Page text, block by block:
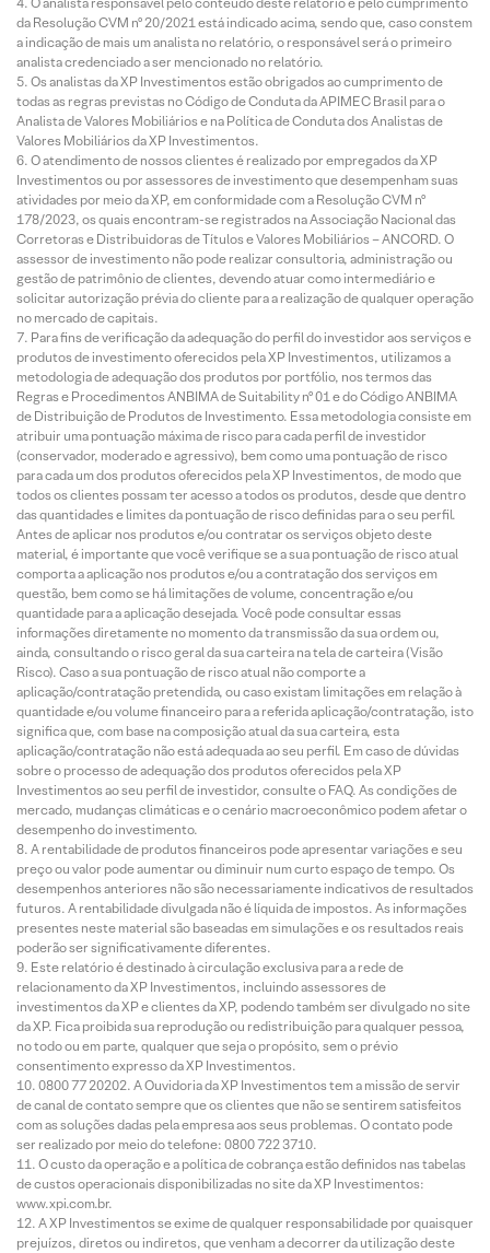
da Resolução CVM nº 20/2021 está indicado acima, sendo que, caso constem
a indicação de mais um analista no relatório, o responsável será o primeiro
analista credenciado a ser mencionado no relatório.
Os analistas da XP Investimentos estão obrigados ao cumprimento de
todas as regras previstas no Código de Conduta da APIMEC Brasil para o
Analista de Valores Mobiliários e na Política de Conduta dos Analistas de
Valores Mobiliários da XP Investimentos.
O atendimento de nossos clientes é realizado por empregados da XP
Investimentos ou por assessores de investimento que desempenham suas
atividades por meio da XP, em conformidade com a Resolução CVM nº
178/2023, os quais encontram-se registrados na Associação Nacional das
Corretoras e Distribuidoras de Títulos e Valores Mobiliários – ANCORD. O
assessor de investimento não pode realizar consultoria, administração ou
gestão de patrimônio de clientes, devendo atuar como intermediário e
solicitar autorização prévia do cliente para a realização de qualquer operação
no mercado de capitais.
Para fins de verificação da adequação do perfil do investidor aos serviços e
produtos de investimento oferecidos pela XP Investimentos, utilizamos a
metodologia de adequação dos produtos por portfólio, nos termos das
Regras e Procedimentos ANBIMA de Suitability nº 01 e do Código ANBIMA
de Distribuição de Produtos de Investimento. Essa metodologia consiste em
atribuir uma pontuação máxima de risco para cada perfil de investidor
(conservador, moderado e agressivo), bem como uma pontuação de risco
para cada um dos produtos oferecidos pela XP Investimentos, de modo que
todos os clientes possam ter acesso a todos os produtos, desde que dentro
das quantidades e limites da pontuação de risco definidas para o seu perfil.
Antes de aplicar nos produtos e/ou contratar os serviços objeto deste
material, é importante que você verifique se a sua pontuação de risco atual
comporta a aplicação nos produtos e/ou a contratação dos serviços em
questão, bem como se há limitações de volume, concentração e/ou
quantidade para a aplicação desejada. Você pode consultar essas
informações diretamente no momento da transmissão da sua ordem ou,
ainda, consultando o risco geral da sua carteira na tela de carteira (Visão
Risco). Caso a sua pontuação de risco atual não comporte a
aplicação/contratação pretendida, ou caso existam limitações em relação à
quantidade e/ou volume financeiro para a referida aplicação/contratação, isto
significa que, com base na composição atual da sua carteira, esta
aplicação/contratação não está adequada ao seu perfil. Em caso de dúvidas
sobre o processo de adequação dos produtos oferecidos pela XP
Investimentos ao seu perfil de investidor, consulte o FAQ. As condições de
mercado, mudanças climáticas e o cenário macroeconômico podem afetar o
desempenho do investimento.
A rentabilidade de produtos financeiros pode apresentar variações e seu
preço ou valor pode aumentar ou diminuir num curto espaço de tempo. Os
desempenhos anteriores não são necessariamente indicativos de resultados
futuros. A rentabilidade divulgada não é líquida de impostos. As informações
presentes neste material são baseadas em simulações e os resultados reais
poderão ser significativamente diferentes.
Este relatório é destinado à circulação exclusiva para a rede de
relacionamento da XP Investimentos, incluindo assessores de
investimentos da XP e clientes da XP, podendo também ser divulgado no site
da XP. Fica proibida sua reprodução ou redistribuição para qualquer pessoa,
no todo ou em parte, qualquer que seja o propósito, sem o prévio
consentimento expresso da XP Investimentos.
0800 77 20202. A Ouvidoria da XP Investimentos tem a missão de servir
de canal de contato sempre que os clientes que não se sentirem satisfeitos
com as soluções dadas pela empresa aos seus problemas. O contato pode
ser realizado por meio do telefone: 0800 722 3710.
O custo da operação e a política de cobrança estão definidos nas tabelas
de custos operacionais disponibilizadas no site da XP Investimentos:
www.xpi.com.br.
A XP Investimentos se exime de qualquer responsabilidade por quaisquer
prejuízos, diretos ou indiretos, que venham a decorrer da utilização deste